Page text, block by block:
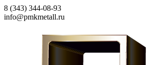
8 (343) 344-08-93
info@pmkmetall.ru